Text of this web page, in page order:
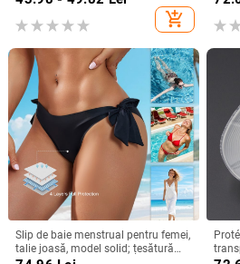
add_shopping_cart
Slip de baie menstrual pentru femei,
talie joasă, model solid; țesătură